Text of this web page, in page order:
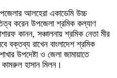
আলহেরা একাডেমি উচ্চ
করেন উপজেলা শ্রমিক কল্যাণ
কানন, সঞ্চালনায় শ্রমিক নেতা মীর
বক্তব্য রাখেন বাংলাদেশ শ্রমিক
উপদেষ্টা ও জেলা জামায়াতে
হাসান মিলন।